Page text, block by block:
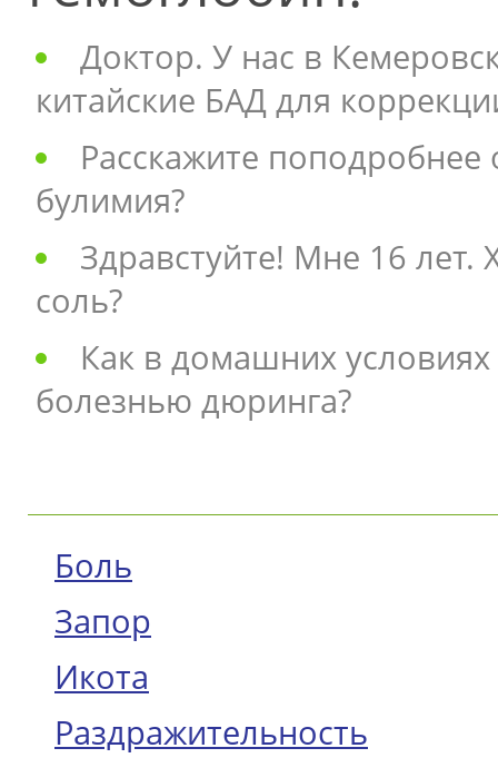
Доктор. У нас в
китайские БАД для
Расскажите
булимия?
Здравстуйте! Мне 16 лет.
соль?
Как в домашних
болезнью дюринга?
Боль
Запор
Икота
Раздражительность